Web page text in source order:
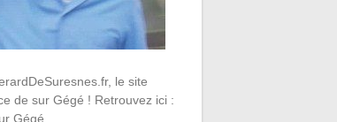
le site
de sur Gégé ! Retrouvez ici :
Gégé